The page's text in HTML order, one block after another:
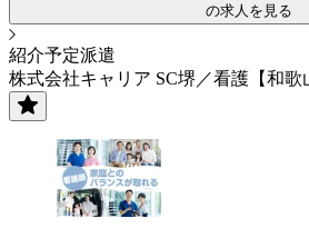
の求人を見る
紹介予定派遣
株式会社キャリア SC堺／看護【和歌